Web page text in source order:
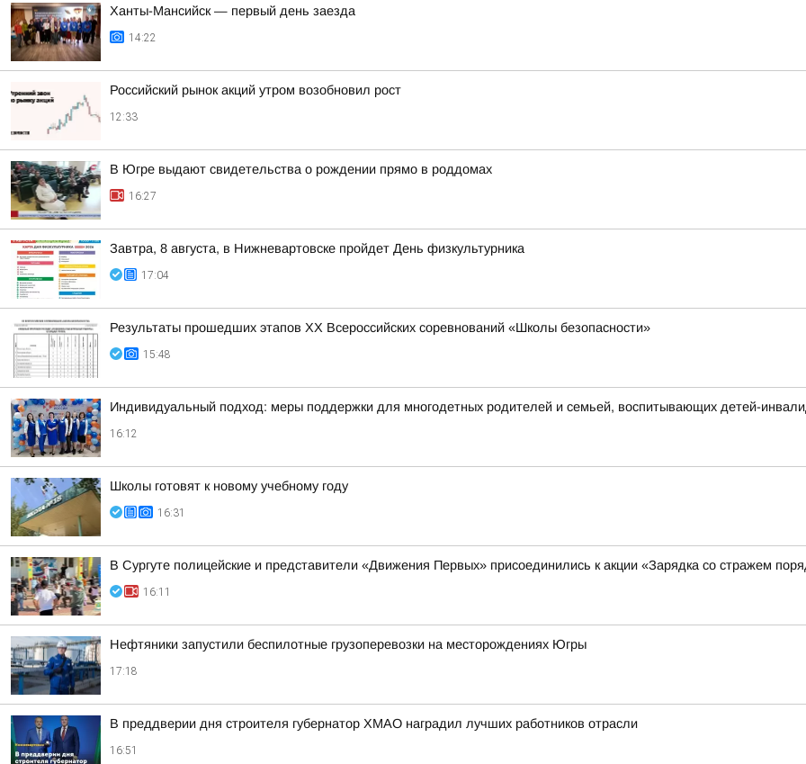
Ханты-Мансийск — первый день заезда
14:22
Российский рынок акций утром возобновил рост
12:33
В Югре выдают свидетельства о рождении прямо в роддомах
16:27
Завтра, 8 августа, в Нижневартовске пройдет День физкультурника
17:04
Результаты прошедших этапов ХХ Всероссийских соревнований «Школы безопасности»
15:48
Индивидуальный подход: меры поддержки для многодетных родителей и семьей, воспитывающих детей-
16:12
Школы готовят к новому учебному году
16:31
В Сургуте полицейские и представители «Движения Первых» присоединились к акции «Зарядка со стражем
16:11
Нефтяники запустили беспилотные грузоперевозки на месторождениях Югры
17:18
В преддверии дня строителя губернатор ХМАО наградил лучших работников отрасли
16:51